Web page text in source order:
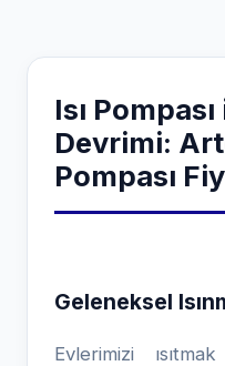
Isı
Devrimi:
Pompası
Geleneksel
Evlerimizi